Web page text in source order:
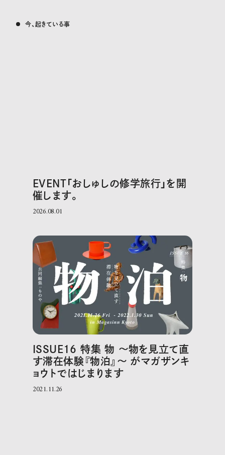
今、起きている事
EVENT「おしゅしの修学旅行」を開
催します。
2026.08.01
ISSUE16 特集 物 〜物を見立て直
す滞在体験『物泊』〜 がマガザンキ
ョウトではじまります
2021.11.26